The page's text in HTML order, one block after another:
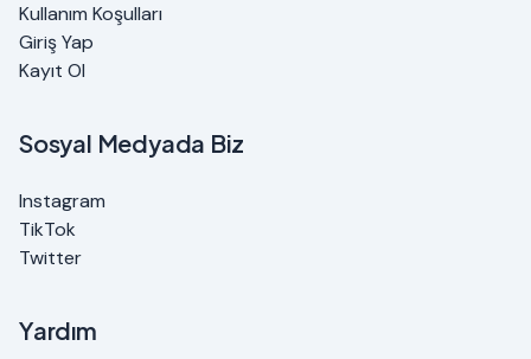
Kullanım Koşulları
Giriş Yap
Kayıt Ol
Sosyal Medyada Biz
Instagram
TikTok
Twitter
Yardım